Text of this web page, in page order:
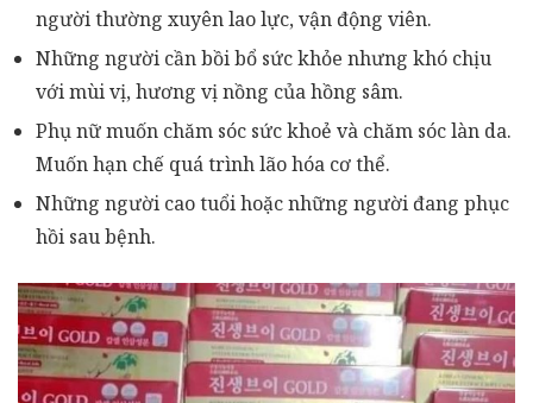
người thường xuyên lao lực, vận động viên.
Những người cần bồi bổ sức khỏe nhưng khó chịu
với mùi vị, hương vị nồng của hồng sâm.
Phụ nữ muốn chăm sóc sức khoẻ và chăm sóc làn da.
Muốn hạn chế quá trình lão hóa cơ thể.
Những người cao tuổi hoặc những người đang phục
hồi sau bệnh.